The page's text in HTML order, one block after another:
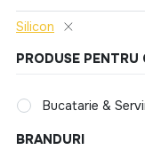
Silicon
PRODUSE PENTRU
Bucatarie &
BRANDURI